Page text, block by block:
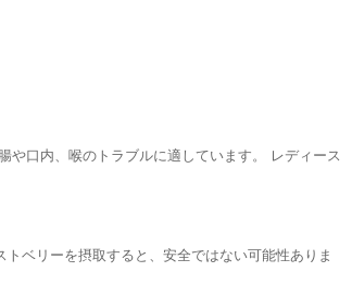
や口内、喉のトラブルに適しています。 レディース
ベリーを摂取すると、安全ではない可能性ありま